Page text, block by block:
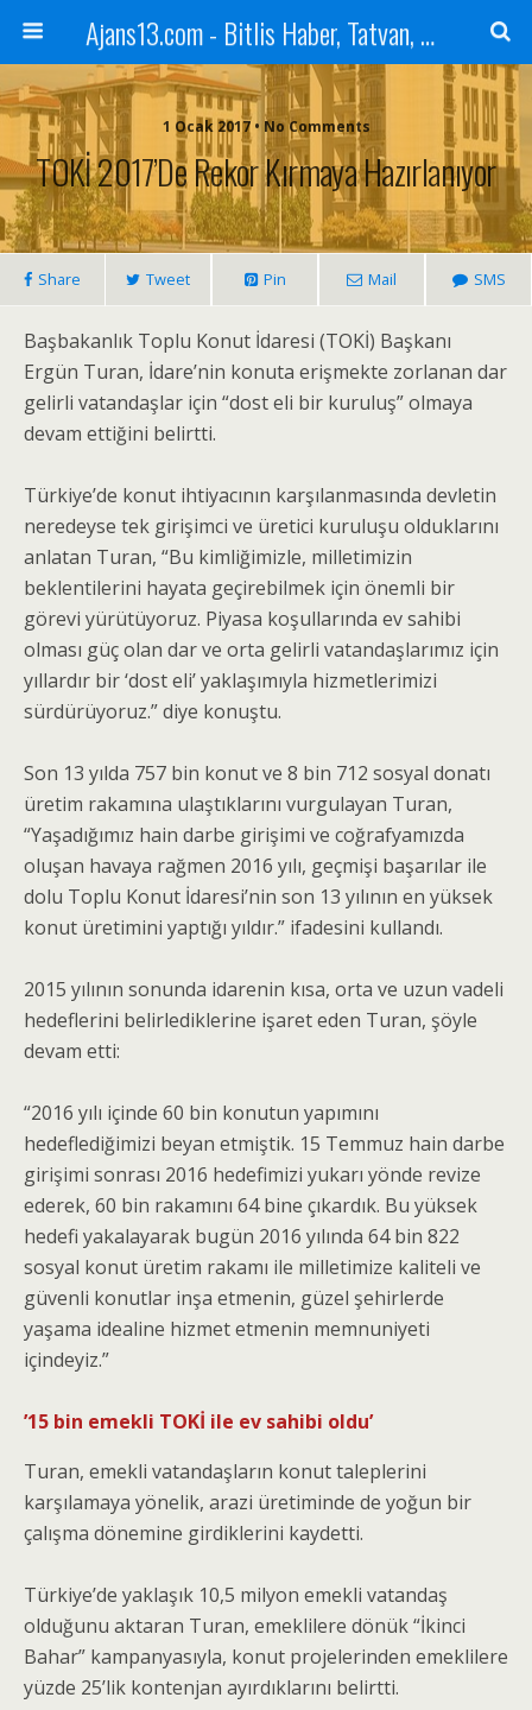
Ajans13.com - Bitlis Haber, Tatvan, Ahlat, Adilcevaz, Mutki, Hizan, Güroymak, Gazete, Ajans, 13, Haber
1 Ocak 2017 • No Comments
TOKİ 2017’de Rekor Kırmaya Hazırlanıyor
Share Tweet Pin Mail SMS
Başbakanlık Toplu Konut İdaresi (TOKİ) Başkanı
Ergün Turan, İdare’nin konuta erişmekte zorlanan dar
gelirli vatandaşlar için “dost eli bir kuruluş” olmaya
devam ettiğini belirtti.
Türkiye’de konut ihtiyacının karşılanmasında devletin
neredeyse tek girişimci ve üretici kuruluşu olduklarını
anlatan Turan, “Bu kimliğimizle, milletimizin
beklentilerini hayata geçirebilmek için önemli bir
görevi yürütüyoruz. Piyasa koşullarında ev sahibi
olması güç olan dar ve orta gelirli vatandaşlarımız için
yıllardır bir ‘dost eli’ yaklaşımıyla hizmetlerimizi
sürdürüyoruz.” diye konuştu.
Son 13 yılda 757 bin konut ve 8 bin 712 sosyal donatı
üretim rakamına ulaştıklarını vurgulayan Turan,
“Yaşadığımız hain darbe girişimi ve coğrafyamızda
oluşan havaya rağmen 2016 yılı, geçmişi başarılar ile
dolu Toplu Konut İdaresi’nin son 13 yılının en yüksek
konut üretimini yaptığı yıldır.” ifadesini kullandı.
2015 yılının sonunda idarenin kısa, orta ve uzun vadeli
hedeflerini belirlediklerine işaret eden Turan, şöyle
devam etti:
“2016 yılı içinde 60 bin konutun yapımını
hedeflediğimizi beyan etmiştik. 15 Temmuz hain darbe
girişimi sonrası 2016 hedefimizi yukarı yönde revize
ederek, 60 bin rakamını 64 bine çıkardık. Bu yüksek
hedefi yakalayarak bugün 2016 yılında 64 bin 822
sosyal konut üretim rakamı ile milletimize kaliteli ve
güvenli konutlar inşa etmenin, güzel şehirlerde
yaşama idealine hizmet etmenin memnuniyeti
içindeyiz.”
’15 bin emekli TOKİ ile ev sahibi oldu’
Turan, emekli vatandaşların konut taleplerini
karşılamaya yönelik, arazi üretiminde de yoğun bir
çalışma dönemine girdiklerini kaydetti.
Türkiye’de yaklaşık 10,5 milyon emekli vatandaş
olduğunu aktaran Turan, emeklilere dönük “İkinci
Bahar” kampanyasıyla, konut projelerinden emeklilere
yüzde 25’lik kontenjan ayırdıklarını belirtti.